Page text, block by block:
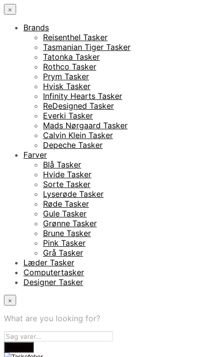
×
Brands
Reisenthel Tasker
Tasmanian Tiger Tasker
Tatonka Tasker
Rothco Tasker
Prym Tasker
Hvisk Tasker
Infinity Hearts Tasker
ReDesigned Tasker
Everki Tasker
Mads Nørgaard Tasker
Calvin Klein Tasker
Depeche Tasker
Farver
Blå Tasker
Hvide Tasker
Sorte Tasker
Lyserøde Tasker
Røde Tasker
Gule Tasker
Grønne Tasker
Brune Tasker
Pink Tasker
Grå Tasker
Læder Tasker
Computertasker
Designer Tasker
×
What are you looking for?